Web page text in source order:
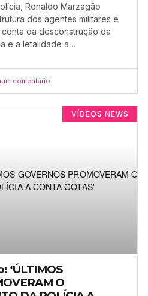
Ronaldo Marzagão
dos agentes militares e
da desconstrução da
e a letalidade a…
comentário
VÍDEOS NEWS
‘ÚLTIMOS
O